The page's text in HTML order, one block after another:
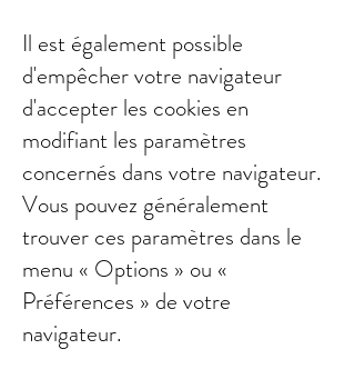
Il est également possible
d'empêcher votre navigateur
d'accepter les cookies en
modifiant les paramètres
concernés dans votre navigateur.
Vous pouvez généralement
trouver ces paramètres dans le
menu « Options » ou «
Préférences » de votre
navigateur.